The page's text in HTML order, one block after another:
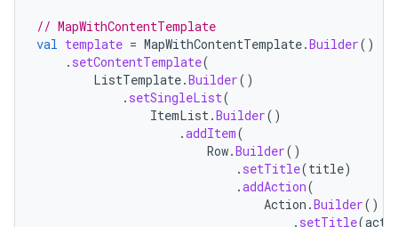
// MapWithContentTemplate
val template = MapWithContentTemplate.Builder()
. setContentTemplate(
ListTemplate.Builder()
. setSingleList(
ItemList.Builder()
.addItem(
Row.Builder()
. setTitle(title)
.addAction(
Action .Builder()
. setTitle(